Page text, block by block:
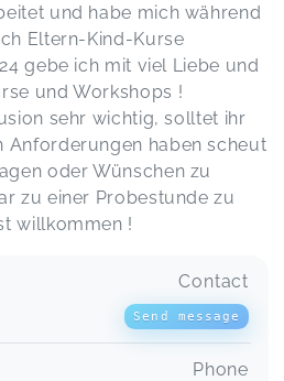
mit viel Herz, die
schön eingerichtet und
um. Wir besuchen
werden auch über „das
☺️
Magdalene, Dec 22
Zeit, liebe Leonie 😌
Dec 14
und habe mich während
Eltern-Kind-Kurse
gebe ich mit viel Liebe und
und Workshops !
sehr wichtig, solltet ihr
Anforderungen haben scheut
oder Wünschen zu
zu einer Probestunde zu
willkommen !
Contact
Send message
Phone